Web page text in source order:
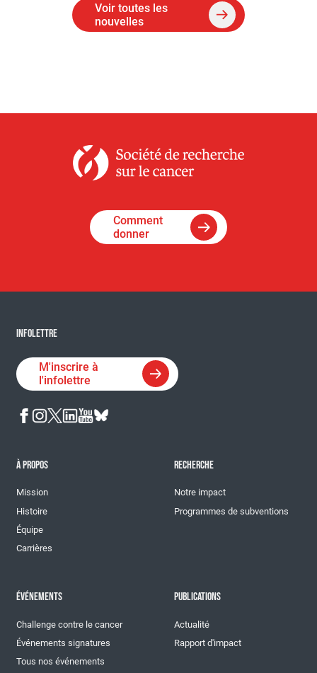
Voir toutes les
nouvelles
Comment
donner
INFOLETTRE
M'inscrire à
l'infolettre
À PROPOS
Mission
Histoire
Équipe
Carrières
RECHERCHE
Notre impact
Programmes de subventions
ÉVÉNEMENTS
Challenge contre le cancer
Événements signatures
Tous nos événements
PUBLICATIONS
Actualité
Rapport d'impact